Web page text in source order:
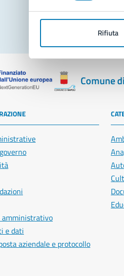
Rifiuta
Comune
amministrativo
e dati
aziendale e protocollo